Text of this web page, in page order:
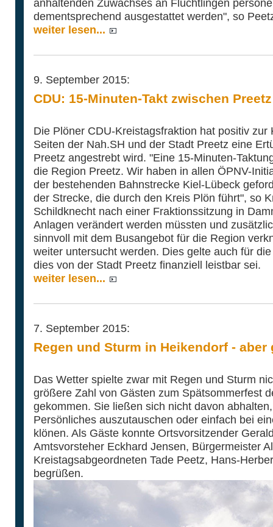
anhaltenden Zuwachses an Flüchtlingen
dementsprechend ausgestattet werden", so
weiter lesen...
9. September 2015:
CDU: 15-Minuten-Takt zwischen
Die Plöner CDU-Kreistagsfraktion hat positiv
Seiten der Nah.SH und der Stadt Preetz eine
Preetz angestrebt wird. "Eine 15-Minuten-
die Region Preetz. Wir haben in allen ÖPNV-
der bestehenden Bahnstrecke Kiel-Lübeck
der Strecke, die durch den Kreis Plön führt", so
Schildknecht nach einer Fraktionssitzung in
Anlagen verändert werden müssten und
sinnvoll mit dem Busangebot für die Region
weiter untersucht werden. Dies gelte auch für
dies von der Stadt Preetz finanziell leistbar sei.
weiter lesen...
7. September 2015:
Regen und Sturm in Heikendorf - aber
Das Wetter spielte zwar mit Regen und Sturm
größere Zahl von Gästen zum Spätsommerfest
gekommen. Sie ließen sich nicht davon
Persönliches auszutauschen oder einfach bei
klönen. Als Gäste konnte Ortsvorsitzender
Amtsvorsteher Eckhard Jensen, Bürgermeister
Kreistagsabgeordneten Tade Peetz, Hans-
begrüßen.